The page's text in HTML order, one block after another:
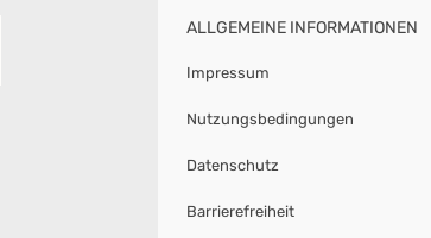
ALLGEMEINE INFORMATIONEN
Impressum
Nutzungsbedingungen
Datenschutz
Barrierefreiheit